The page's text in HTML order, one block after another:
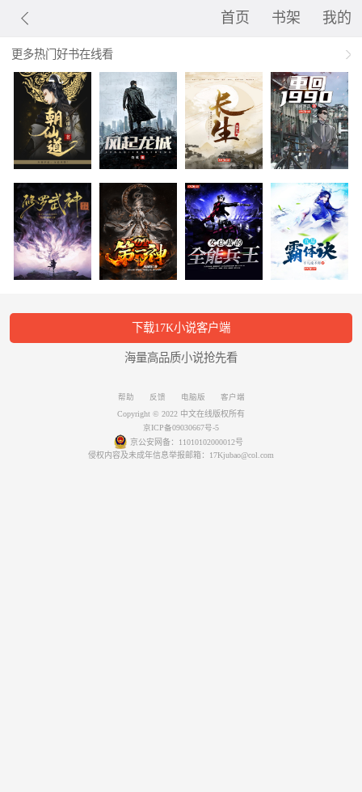
首页 书架 我的
更多热门好书在线看
下载17K小说客户端
海量高品质小说抢先看
帮助 反馈 电脑版
客户端
Copyright © 2022 中文在线版权所有
京ICP备09030667号-5
京公安网备：11010102000012号
侵权内容及未成年信息举报邮箱：17Kjubao@col.com